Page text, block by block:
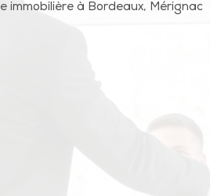
immobilière à Bordeaux, Mérignac